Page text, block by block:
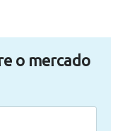
o mercado